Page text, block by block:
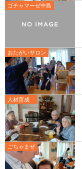
ゴチャマーゼ中島
おたがいサロン
人材育成
ごちゃまぜ